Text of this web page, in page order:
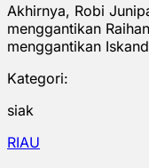
Akhirnya, Robi
menggantikan
menggantikan
Kategori:
siak
RIAU